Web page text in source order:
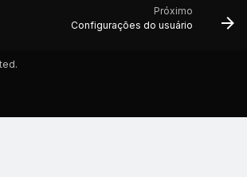
Próximo
Configurações do usuário